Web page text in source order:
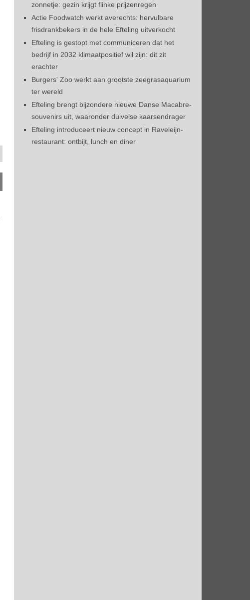
zonnetje: gezin krijgt flinke prijzenregen
Actie Foodwatch werkt averechts: hervulbare
frisdrankbekers in de hele Efteling uitverkocht
Efteling is gestopt met communiceren dat het
bedrijf in 2032 klimaatpositief wil zijn: dit zit
erachter
Burgers' Zoo werkt aan grootste zeegrasaquarium
ter wereld
Efteling brengt bijzondere nieuwe Danse Macabre-
souvenirs uit, waaronder duivelse kaarsendrager
Efteling introduceert nieuw concept in Raveleijn-
restaurant: ontbijt, lunch en diner